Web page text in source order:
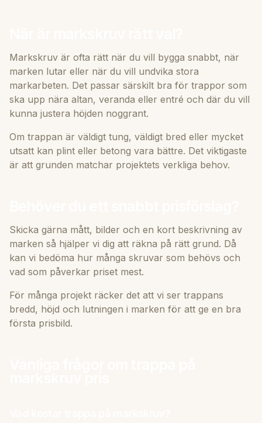
Markskruv är ofta rätt när du vill bygga snabbt, när
marken lutar eller när du vill undvika stora
markarbeten. Det passar särskilt bra för trappor som
ska upp nära altan, veranda eller entré och där du vill
kunna justera höjden noggrant.
Om trappan är väldigt tung, väldigt bred eller mycket
utsatt kan plint eller betong vara bättre. Det viktigaste
är att grunden matchar projektets verkliga behov.
Skicka gärna mått, bilder och en kort beskrivning av
marken så hjälper vi dig att räkna på rätt grund. Då
kan vi bedöma hur många skruvar som behövs och
vad som påverkar priset mest.
För många projekt räcker det att vi ser trappans
bredd, höjd och lutningen i marken för att ge en bra
första prisbild.